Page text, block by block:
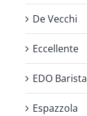
De Vecchi
Eccellente
EDO Barista
Espazzola